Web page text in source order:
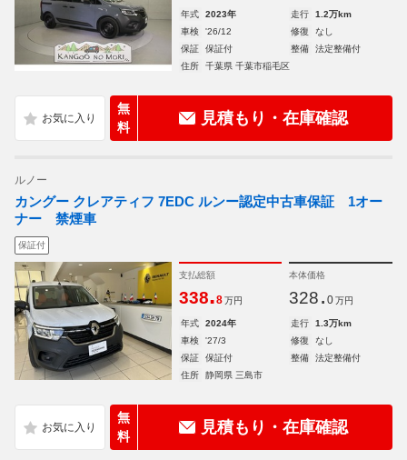
年式 2023年 走行
1.2万km
車検
'26/12 修復
なし
保証
保証付 整備
法定整備付
住所
千葉県 千葉市稲毛区
無
料
見積もり・在庫確認
ルノー
カングー クレアティフ 7EDC ルンー認定中古車保証 1オー
ナー 禁煙車
保証付
支払総額
338.8 万円
本体価格
328. 0 万円
年式 2024年 走行
1.3万km
車検
'27/3 修復
なし
保証
保証付 整備
法定整備付
住所
静岡県 三島市
無
料
見積もり・在庫確認